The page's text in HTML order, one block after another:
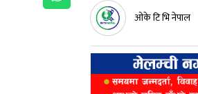
ओके टि भि नेपाल